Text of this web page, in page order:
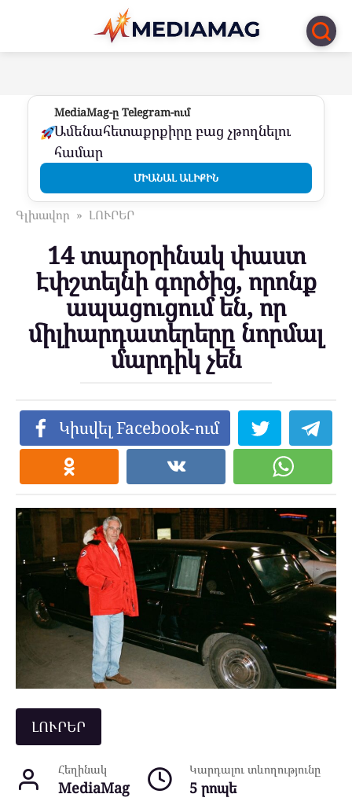
Перейти
контенту
MediaMag-ը Telegram-ում
Ամենահետաքրքիրը բաց չթողնելու
համար
ՄԻԱՆԱԼ ԱԼԻՔԻՆ
Գլխավոր » ԼՈՒՐԵՐ
14 տարօրինակ փաստ
Էփշտեյնի գործից, որոնք
ապացուցում են, որ
միլիարդատերերը նորմալ
մարդիկ չեն
Կիսվել Facebook-ում
ԼՈՒՐԵՐ
Հեղինակ
MediaMag
Կարդալու տևողությունը
5 րոպե